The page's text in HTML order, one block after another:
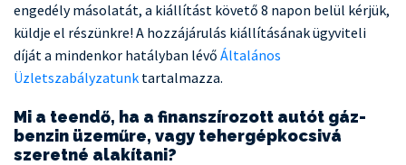
engedély másolatát, a kiállítást követő 8 napon belül kérjük,
küldje el részünkre! A hozzájárulás kiállításának ügyviteli
díját a mindenkor hatályban lévő Általános
Üzletszabályzatunk tartalmazza.
Mi a teendő, ha a finanszírozott autót gáz-
benzin üzeműre, vagy tehergépkocsivá
szeretné alakítani?